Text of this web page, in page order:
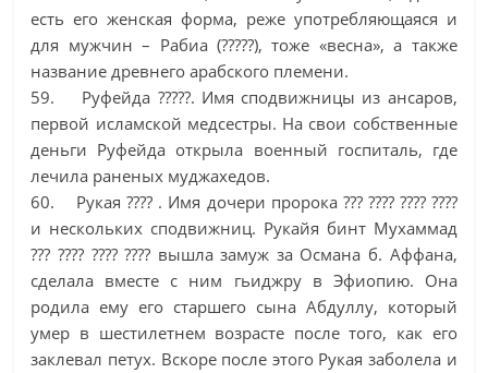
есть его женская форма, реже употребляющаяся и
для мужчин – Рабиа (?????), тоже «весна», а также
название древнего арабского племени.
59. Руфейда ?????. Имя сподвижницы из ансаров,
первой исламской медсестры. На свои собственные
деньги Руфейда открыла военный госпиталь, где
лечила раненых муджахедов.
60. Рукая ???? . Имя дочери пророка ??? ???? ???? ????
и нескольких сподвижниц. Рукайя бинт Мухаммад
??? ???? ???? ???? вышла замуж за Османа б. Аффана,
сделала вместе с ним гьиджру в Эфиопию. Она
родила ему его старшего сына Абдуллу, который
умер в шестилетнем возрасте после того, как его
заклевал петух. Вскоре после этого Рукая заболела и